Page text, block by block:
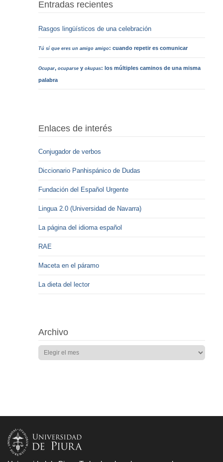
Entradas recientes
Rasgos lingüísticos de una celebración
Tú sí que eres un amigo amigo: cuando repetir es comunicar
Ocupar,ocuparse yokupas: los múltiples caminos de una misma
palabra
Enlaces de interés
Conjugador de verbos
Diccionario Panhispánico de Dudas
Fundación del Español Urgente
Lingua 2.0 (Universidad de Navarra)
La página del idioma español
RAE
Maceta en el páramo
La dieta del lector
Archivo